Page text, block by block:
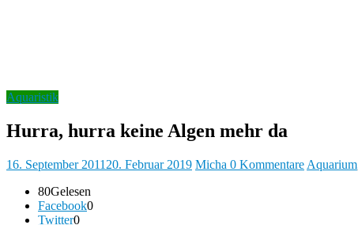
Aquaristik
Hurra, hurra keine Algen mehr da
16. September 2011 20. Februar 2019 Micha 0 Kommentare Aquarium
80Gelesen
Facebook0
Twitter0